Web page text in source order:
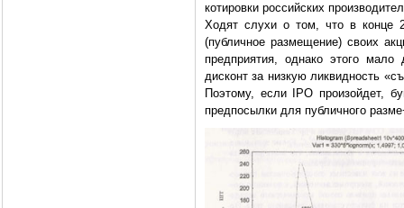
котировки российских
Ходят слухи о том, что в конце
(публичное размещение) своих
предприятия, однако этого
дисконт за низкую ликвидность
Поэтому, если IPO произойдет,
предпосылки для публичного